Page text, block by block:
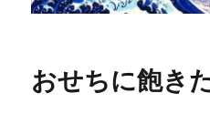
おせちに飽き